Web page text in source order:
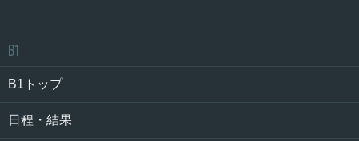
B1
B1トップ
日程・結果